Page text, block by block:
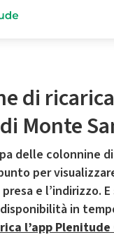
di
Monte
delle colonnine
per
e l’indirizzo. E
in
l’app Plenitude